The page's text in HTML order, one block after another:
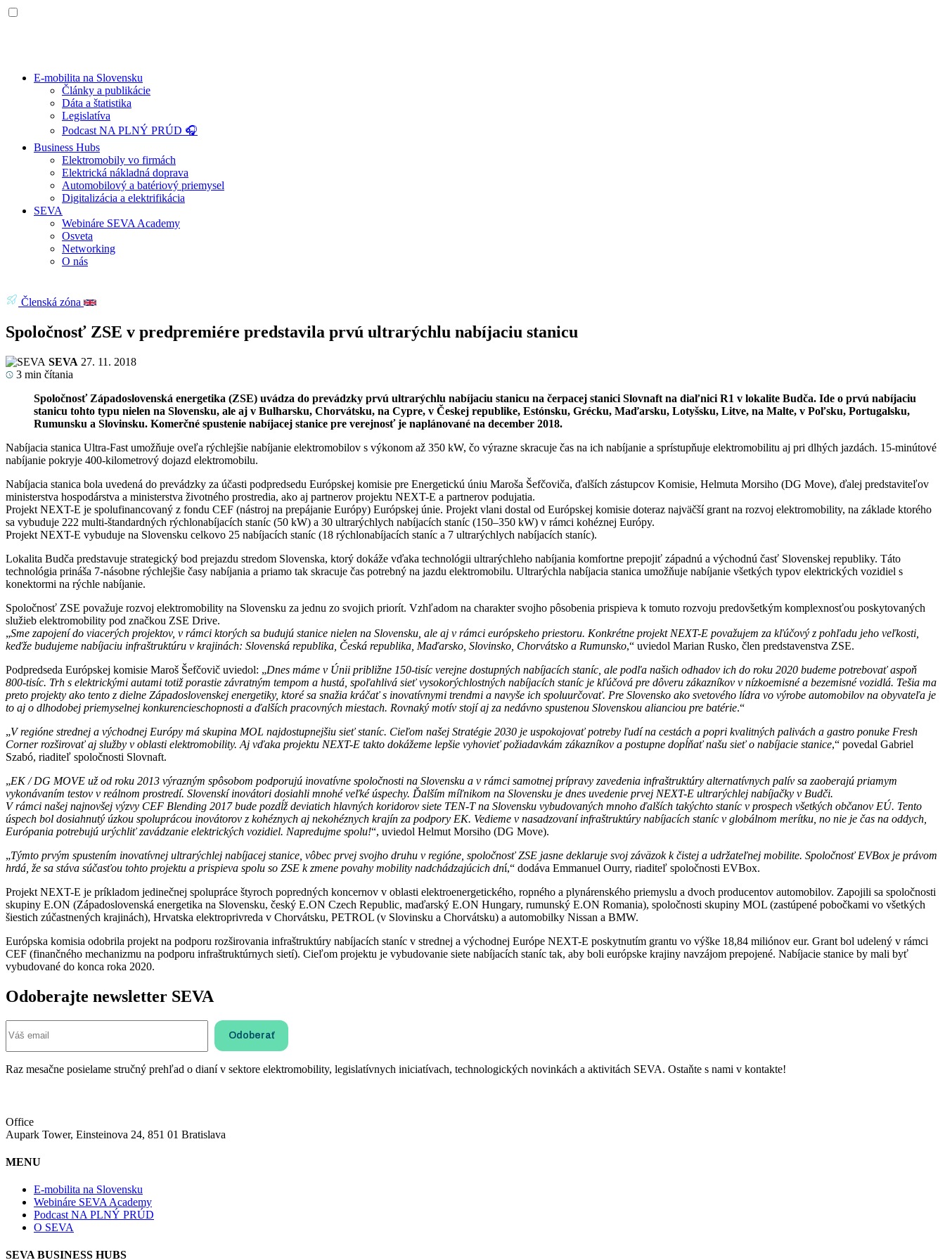
E-mobilita na Slovensku
Články a publikácie
Dáta a štatistika
Legislatíva
Podcast NA PLNÝ PRÚD 🎧
Business Hubs
Elektromobily vo firmách
Elektrická nákladná doprava
Automobilový a batériový priemysel
Digitalizácia a elektrifikácia
SEVA
Webináre SEVA Academy
Osveta
Networking
O nás
Členská zóna
Spoločnosť ZSE v predpremiére predstavila prvú ultrarýchlu nabíjaciu stanicu
SEVA 27. 11. 2018
3 min čítania
Spoločnosť Západoslovenská energetika (ZSE) uvádza do prevádzky prvú ultrarýchlu nabíjaciu stanicu na čerpacej stanici Slovnaft na diaľnici R1 v lokalite Budča. Ide o prvú nabíjaciu
stanicu tohto typu nielen na Slovensku, ale aj v Bulharsku, Chorvátsku, na Cypre, v Českej republike, Estónsku, Grécku, Maďarsku, Lotyšsku, Litve, na Malte, v Poľsku, Portugalsku,
Rumunsku a Slovinsku. Komerčné spustenie nabíjacej stanice pre verejnosť je naplánované na december 2018.
Nabíjacia stanica Ultra-Fast umožňuje oveľa rýchlejšie nabíjanie elektromobilov s výkonom až 350 kW, čo výrazne skracuje čas na ich nabíjanie a sprístupňuje elektromobilitu aj pri dlhých jazdách. 15-minútové
nabíjanie pokryje 400-kilometrový dojazd elektromobilu.
Nabíjacia stanica bola uvedená do prevádzky za účasti podpredsedu Európskej komisie pre Energetickú úniu Maroša Šefčoviča, ďalších zástupcov Komisie, Helmuta Morsiho (DG Move), ďalej predstaviteľov
ministerstva hospodárstva a ministerstva životného prostredia, ako aj partnerov projektu NEXT-E a partnerov podujatia.
Projekt NEXT-E je spolufinancovaný z fondu CEF (nástroj na prepájanie Európy) Európskej únie. Projekt vlani dostal od Európskej komisie doteraz najväčší grant na rozvoj elektromobility, na základe ktorého
sa vybuduje 222 multi-štandardných rýchlonabíjacích staníc (50 kW) a 30 ultrarýchlych nabíjacích staníc (150–350 kW) v rámci kohéznej Európy.
Projekt NEXT-E vybuduje na Slovensku celkovo 25 nabíjacích staníc (18 rýchlonabíjacích staníc a 7 ultrarýchlych nabíjacích staníc).
Lokalita Budča predstavuje strategický bod prejazdu stredom Slovenska, ktorý dokáže vďaka technológii ultrarýchleho nabíjania komfortne prepojiť západnú a východnú časť Slovenskej republiky. Táto
technológia prináša 7-násobne rýchlejšie časy nabíjania a priamo tak skracuje čas potrebný na jazdu elektromobilu. Ultrarýchla nabíjacia stanica umožňuje nabíjanie všetkých typov elektrických vozidiel s
konektormi na rýchle nabíjanie.
Spoločnosť ZSE považuje rozvoj elektromobility na Slovensku za jednu zo svojich priorít. Vzhľadom na charakter svojho pôsobenia prispieva k tomuto rozvoju predovšetkým komplexnosťou poskytovaných
služieb elektromobility pod značkou ZSE Drive.
„Sme zapojení do viacerých projektov, v rámci ktorých sa budujú stanice nielen na Slovensku, ale aj v rámci európskeho priestoru. Konkrétne projekt NEXT-E považujem za kľúčový z pohľadu jeho veľkosti,
keďže budujeme nabíjaciu infraštruktúru v krajinách: Slovenská republika, Česká republika, Maďarsko, Slovinsko, Chorvátsko a Rumunsko,“ uviedol Marian Rusko, člen predstavenstva ZSE.
Podpredseda Európskej komisie Maroš Šefčovič uviedol: „Dnes máme v Únii približne 150-tisíc verejne dostupných nabíjacích staníc, ale podľa našich odhadov ich do roku 2020 budeme potrebovať aspoň
800-tisíc. Trh s elektrickými autami totiž porastie závratným tempom a hustá, spoľahlivá sieť vysokorýchlostných nabíjacích staníc je kľúčová pre dôveru zákazníkov v nízkoemisné a bezemisné vozidlá. Tešia ma
preto projekty ako tento z dielne Západoslovenskej energetiky, ktoré sa snažia kráčať s inovatívnymi trendmi a navyše ich spoluurčovať. Pre Slovensko ako svetového lídra vo výrobe automobilov na obyvateľa je
to aj o dlhodobej priemyselnej konkurencieschopnosti a ďalších pracovných miestach. Rovnaký motív stojí aj za nedávno spustenou Slovenskou alianciou pre batérie.“
„V regióne strednej a východnej Európy má skupina MOL najdostupnejšiu sieť staníc. Cieľom našej Stratégie 2030 je uspokojovať potreby ľudí na cestách a popri kvalitných palivách a gastro ponuke Fresh
Corner rozširovať aj služby v oblasti elektromobility. Aj vďaka projektu NEXT-E takto dokážeme lepšie vyhovieť požiadavkám zákazníkov a postupne dopĺňať našu sieť o nabíjacie stanice,“ povedal Gabriel
Szabó, riaditeľ spoločnosti Slovnaft.
„EK / DG MOVE už od roku 2013 výrazným spôsobom podporujú inovatívne spoločnosti na Slovensku a v rámci samotnej prípravy zavedenia infraštruktúry alternatívnych palív sa zaoberajú priamym
vykonávaním testov v reálnom prostredí. Slovenskí inovátori dosiahli mnohé veľké úspechy. Ďalším míľnikom na Slovensku je dnes uvedenie prvej NEXT-E ultrarýchlej nabíjačky v Budči.
V rámci našej najnovšej výzvy CEF Blending 2017 bude pozdĺž deviatich hlavných koridorov siete TEN-T na Slovensku vybudovaných mnoho ďalších takýchto staníc v prospech všetkých občanov EÚ. Tento
úspech bol dosiahnutý úzkou spoluprácou inovátorov z kohéznych aj nekohéznych krajín za podpory EK. Vedieme v nasadzovaní infraštruktúry nabíjacích staníc v globálnom merítku, no nie je čas na oddych,
Európania potrebujú urýchliť zavádzanie elektrických vozidiel. Napredujme spolu!“, uviedol Helmut Morsiho (DG Move).
„Týmto prvým spustením inovatívnej ultrarýchlej nabíjacej stanice, vôbec prvej svojho druhu v regióne, spoločnosť ZSE jasne deklaruje svoj záväzok k čistej a udržateľnej mobilite. Spoločnosť EVBox je právom
hrdá, že sa stáva súčasťou tohto projektu a prispieva spolu so ZSE k zmene povahy mobility nadchádzajúcich dní,“ dodáva Emmanuel Ourry, riaditeľ spoločnosti EVBox.
Projekt NEXT-E je príkladom jedinečnej spolupráce štyroch popredných koncernov v oblasti elektroenergetického, ropného a plynárenského priemyslu a dvoch producentov automobilov. Zapojili sa spoločnosti
skupiny E.ON (Západoslovenská energetika na Slovensku, český E.ON Czech Republic, maďarský E.ON Hungary, rumunský E.ON Romania), spoločnosti skupiny MOL (zastúpené pobočkami vo všetkých
šiestich zúčastnených krajinách), Hrvatska elektroprivreda v Chorvátsku, PETROL (v Slovinsku a Chorvátsku) a automobilky Nissan a BMW.
Európska komisia odobrila projekt na podporu rozširovania infraštruktúry nabíjacích staníc v strednej a východnej Európe NEXT-E poskytnutím grantu vo výške 18,84 miliónov eur. Grant bol udelený v rámci
CEF (finančného mechanizmu na podporu infraštruktúrnych sietí). Cieľom projektu je vybudovanie siete nabíjacích staníc tak, aby boli európske krajiny navzájom prepojené. Nabíjacie stanice by mali byť
vybudované do konca roka 2020.
Odoberajte newsletter SEVA
Raz mesačne posielame stručný prehľad o dianí v sektore elektromobility, legislatívnych iniciatívach, technologických novinkách a aktivitách SEVA. Ostaňte s nami v kontakte!
Office
Aupark Tower, Einsteinova 24, 851 01 Bratislava
MENU
E-mobilita na Slovensku
Webináre SEVA Academy
Podcast NA PLNÝ PRÚD
O SEVA
SEVA BUSINESS HUBS